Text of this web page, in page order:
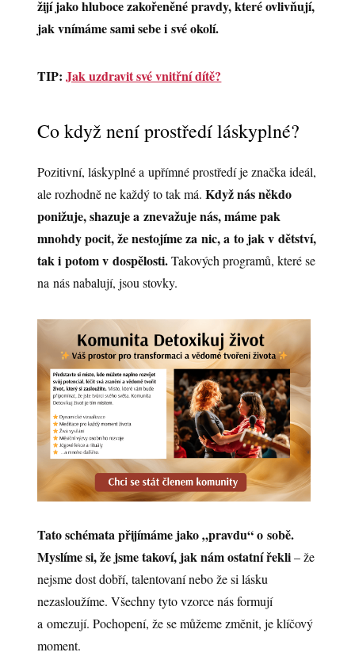
žijí jako hluboce zakořeněné pravdy, které ovlivňují,
jak vnímáme sami sebe i své okolí.
TIP:Jak uzdravit své vnitřní dítě?
Co když není prostředí láskyplné?
Pozitivní, láskyplné a upřímné prostředí je značka ideál,
ale rozhodně ne každý to tak má. Když nás někdo
ponižuje, shazuje a znevažuje nás, máme pak
mnohdy pocit, že nestojíme za nic, a to jak v dětství,
tak i potom v dospělosti.Takových programů, které se
na nás nabalují, jsou stovky.
Tato schémata přijímáme jako „pravdu“ o sobě.
Myslíme si, že jsme takoví, jak nám ostatní řekli– že
nejsme dost dobří, talentovaní nebo že si lásku
nezasloužíme. Všechny tyto vzorce nás formují
a omezují. Pochopení, že se můžeme změnit, je klíčový
moment.